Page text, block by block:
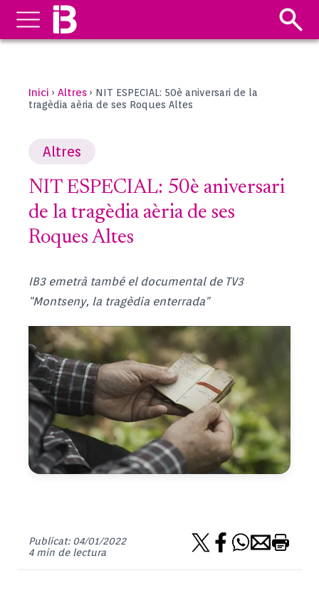
Inici › Altres › NIT ESPECIAL: 50è aniversari de la
tragèdia aèria de ses Roques Altes
Altres
NIT ESPECIAL: 50è aniversari
de la tragèdia aèria de ses
Roques Altes
IB3 emetrà també el documental de TV3
"Montseny, la tragèdia enterrada"
Publicat: 04/01/2022
4 min de lectura